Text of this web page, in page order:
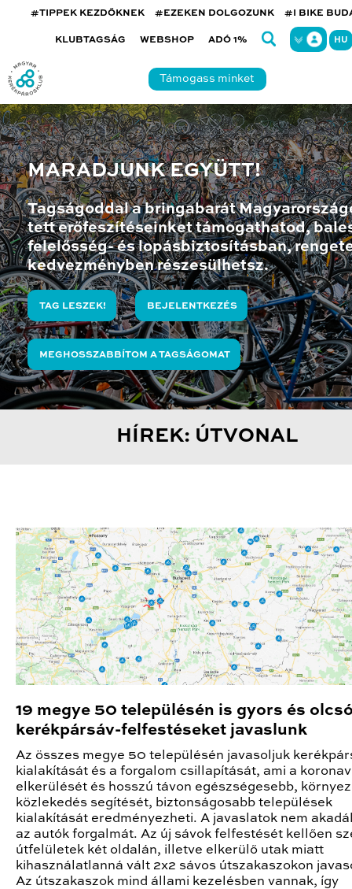
#TIPPEK KEZDŐKNEK #EZEKEN DOLGOZUNK #I BIKE
KLUBTAGSÁG WEBSHOP ADÓ 1% HU
Támogass minket
MARADJUNK EGYÜTT!
Tagságoddal a bringabarát
tett erőfeszítéseinket támogathatod,
felelősség- és lopásbiztosításban,
kedvezményben részesülhetsz.
TAG LESZEK! BEJELENTKEZÉS
MEGHOSSZABBÍTOM A TAGSÁGOMAT
HÍREK: ÚTVONAL
19 megye 50 településén is gyors és
kerékpársáv-felfestéseket javaslunk
Az összes megye 50 településén javasoljuk
kialakítását és a forgalom csillapítását, ami a
elkerülését és hosszú távon egészségesebb,
közlekedés segítését, biztonságosabb települések
kialakítását eredményezheti. A javaslatok nem
az autók forgalmát. Az új sávok felfestését kellően
útfelületek két oldalán, illetve elkerülő utak miatt
kihasználatlanná vált 2x2 sávos útszakaszokon
Az útszakaszok mind állami kezelésben vannak, így